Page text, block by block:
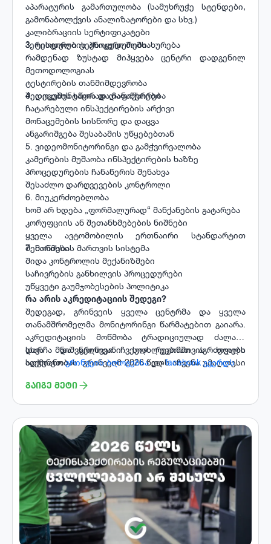
აპარატურის გამართულობა (სამუხრუჭე სტენდები,
გამონაბოლქვის ანალიზატორები და სხვ.)
კალიბრაციის სერტიფიკატები
პერიოდული ტექნიკური მომსახურება
3. ტესტირების პროცედურები
რამდენად ზუსტად მიჰყვება ცენტრი დადგენილ
მეთოდოლოგიას
ტესტირების თანმიმდევრობა
შედეგების სწორად დაფიქსირება
4. დოკუმენტაცია და ჩანაწერები
ჩატარებული ინსპექტირების არქივი
მონაცემების სისწორე და დაცვა
ანგარიშგება შესაბამის უწყებებთან
5. ვიდეომონიტორინგი და გამჭვირვალობა
კამერების მუშაობა ინსპექტირების ხაზზე
პროცედურების ჩანაწერის შენახვა
შესაძლო დარღვევების კონტროლი
6. მიუკერძოებლობა
ხომ არ ხდება „ფორმალურად“ მანქანების გატარება
კორუფციის ან შეთანხმებების ნიშნები
ყველა ავტომობილის ერთნაირი სტანდარტით
შემოწმება
7. ხარისხის მართვის სისტემა
შიდა კონტროლის მექანიზმები
საჩივრების განხილვის პროცედურები
უწყვეტი გაუმჯობესების პოლიტიკა
რა არის აკრედიტაციის შედეგი?
შედეგად, გრინვეის ყველა ცენტრმა და ყველა
თანამშრომელმა მონიტორინგი წარმატებით გაიარა.
აკრედიტაციის მოწმობა ტრადიციულად ძალაში
დარჩა და გრინვეი ჩვეულ რეჟიმში აგრძელებს
საქმიანობას. გრინვეიმ 2026 წელს აჩვენა უმაღლესი
თანამშრომელთა კვალიფიკაცია.
სხვა მნიშვნელოვანი სიახლეებისთვის თვალი
ადევნეთგრინვეის ბლოგებსადაfacebook გვერდს.
ᲒᲐᲘᲒᲔ ᲛᲔᲢᲘ